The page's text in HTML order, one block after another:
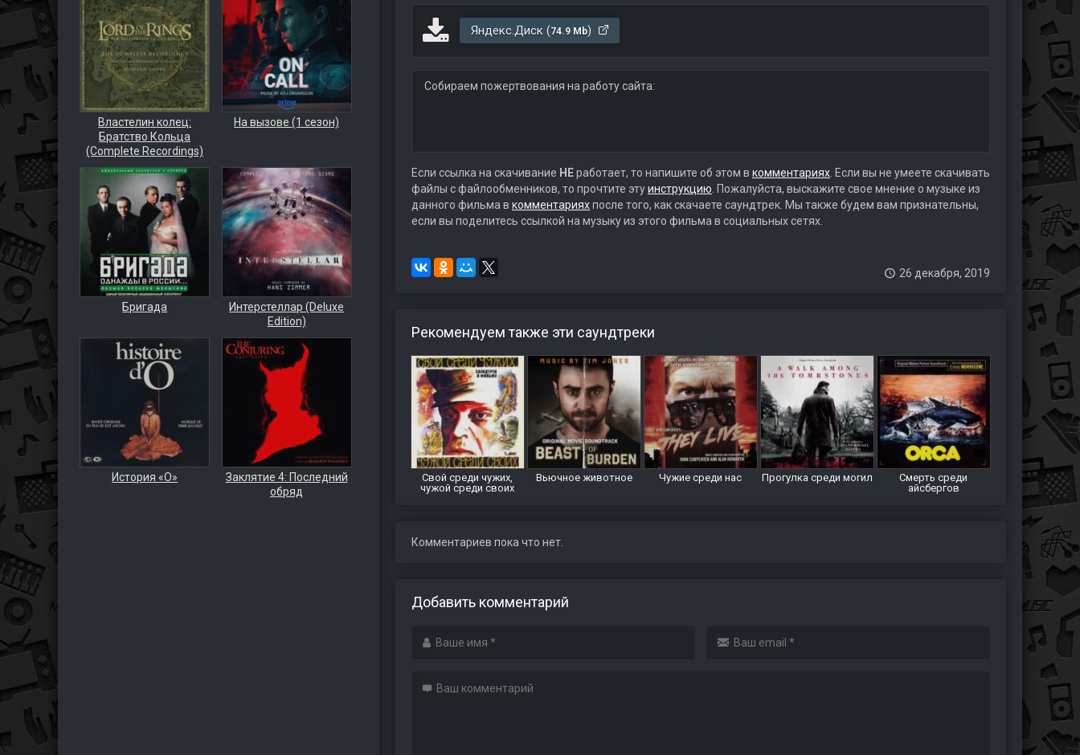
Властелин колец:
Братство Кольца
(Complete Recordings)
На вызове (1 сезон)
Бригада
Интерстеллар (Deluxe
Edition)
История «О»
Заклятие 4: Последний
обряд
Яндекс.Диск (74.9 Mb)
Собираем пожертвования на работу сайта:
Если ссылка на скачивание НЕработает, то напишите об этом в комментариях. Если вы не умеете скачивать
файлы с файлообменников, то прочтите этуинструкцию . Пожалуйста, выскажите свое мнение о музыке из
данного фильма в комментарияхпосле того, как скачаете саундтрек. Мы также будем вам признательны,
если вы поделитесь ссылкой на музыку из этого фильма в социальных сетях.
26 декабря, 2019
Рекомендуем также эти саундтреки
Свой среди чужих,
чужой среди своих
Вьючное животное Чужие среди нас Прогулка среди могил
Смерть среди
айсбергов
Комментариев пока что нет.
Добавить комментарий